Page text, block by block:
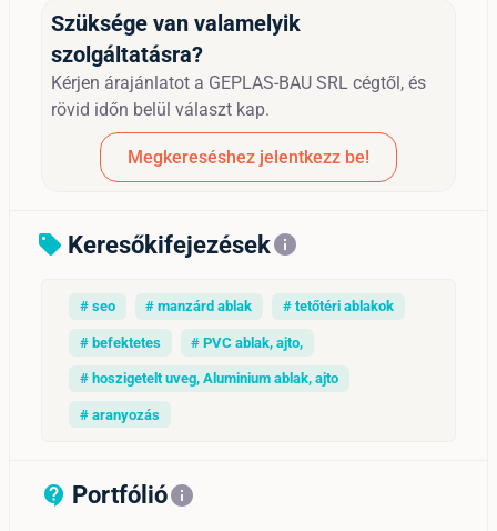
Szüksége van valamelyik
szolgáltatásra?
Kérjen árajánlatot a GEPLAS-BAU SRL cégtől, és
rövid időn belül választ kap.
Megkereséshez jelentkezz be!
sell Keresőkifejezésekinfo
# seo # manzárd ablak # tetőtéri ablakok
# befektetes # PVC ablak, ajto,
# hoszigetelt uveg, Aluminium ablak, ajto
# aranyozás
contact_support_outline
Portfólióinfo